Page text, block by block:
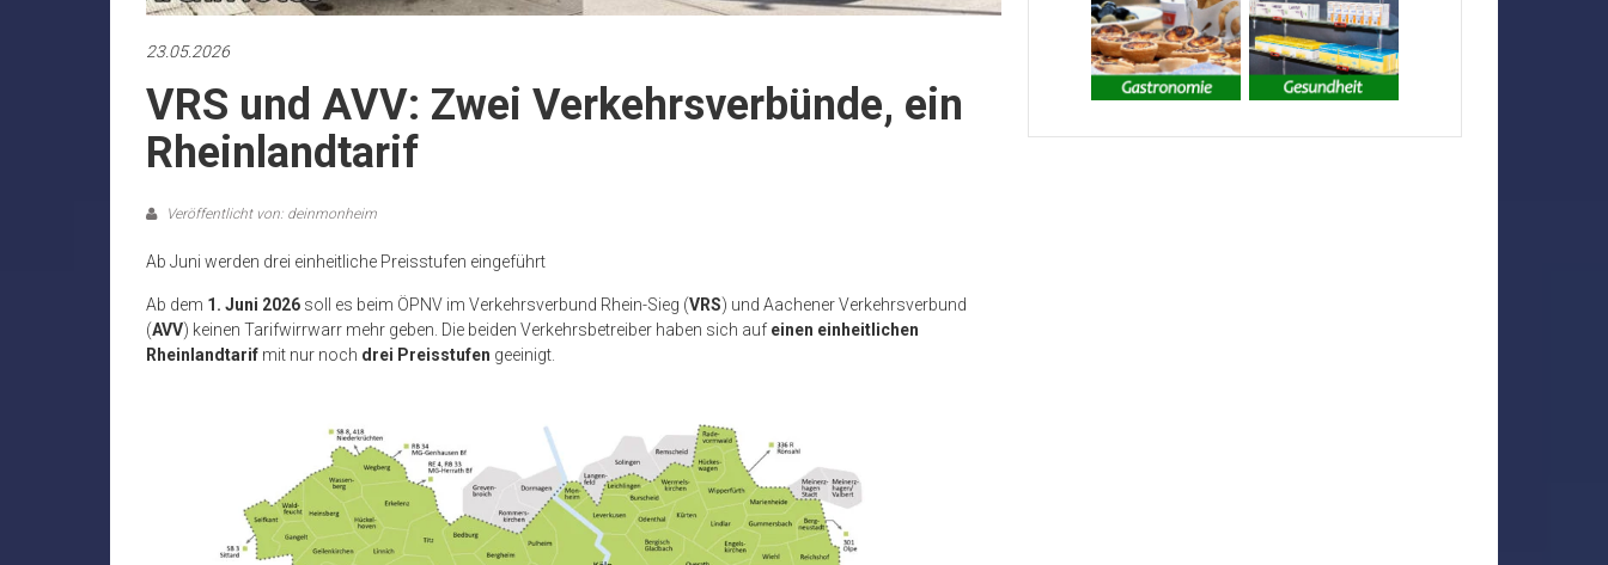
23.05.2026
VRS und AVV: Zwei Verkehrsverbünde, ein
Rheinlandtarif
Veröffentlicht von: deinmonheim
Ab Juni werden drei einheitliche Preisstufen eingeführt
Ab dem 1. Juni 2026 soll es beim ÖPNV im Verkehrsverbund Rhein-Sieg (VRS) und Aachener Verkehrsverbund
(AVV) keinen Tarifwirrwarr mehr geben. Die beiden Verkehrsbetreiber haben sich auf einen einheitlichen
Rheinlandtarif mit nur noch drei Preisstufen geeinigt.